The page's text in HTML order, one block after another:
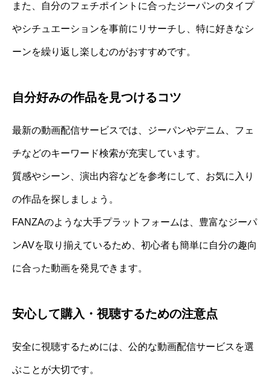
また、自分のフェチポイントに合ったジーパンのタイプ
やシチュエーションを事前にリサーチし、特に好きなシ
ーンを繰り返し楽しむのがおすすめです。
自分好みの作品を見つけるコツ
最新の動画配信サービスでは、ジーパンやデニム、フェ
チなどのキーワード検索が充実しています。
質感やシーン、演出内容などを参考にして、お気に入り
の作品を探しましょう。
FANZAのような大手プラットフォームは、豊富なジーパ
ンAVを取り揃えているため、初心者も簡単に自分の趣向
に合った動画を発見できます。
安心して購入・視聴するための注意点
安全に視聴するためには、公的な動画配信サービスを選
ぶことが大切です。